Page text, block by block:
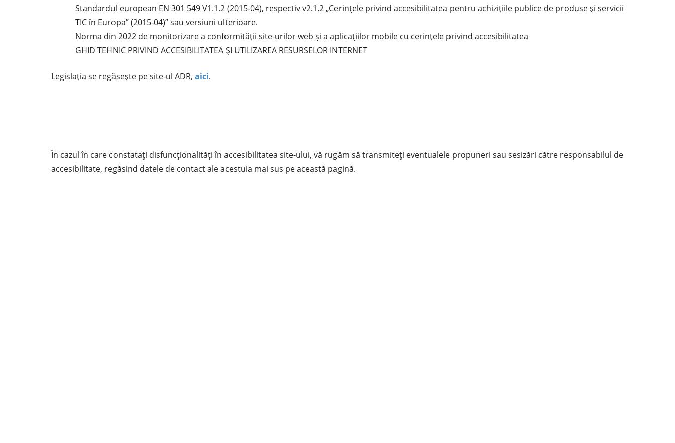
Standardul european EN 301 549 V1.1.2 (2015-04), respectiv v2.1.2 „Cerinţele privind accesibilitatea pentru achiziţiile publice de produse şi servicii
TIC în Europa” (2015-04)” sau versiuni ulterioare.
Norma din 2022 de monitorizare a conformităţii site-urilor web şi a aplicaţiilor mobile cu cerinţele privind accesibilitatea
GHID TEHNIC PRIVIND ACCESIBILITATEA ȘI UTILIZAREA RESURSELOR INTERNET
Legislația se regăsește pe site-ul ADR, aici.
În cazul în care constatați disfuncționalități în accesibilitatea site-ului, vă rugăm să transmiteți eventualele propuneri sau sesizări către responsabilul de
accesibilitate, regăsind datele de contact ale acestuia mai sus pe această pagină.